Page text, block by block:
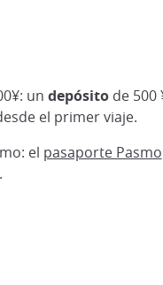
un depósitode 500
el primer viaje.
el pasaporte Pasmo